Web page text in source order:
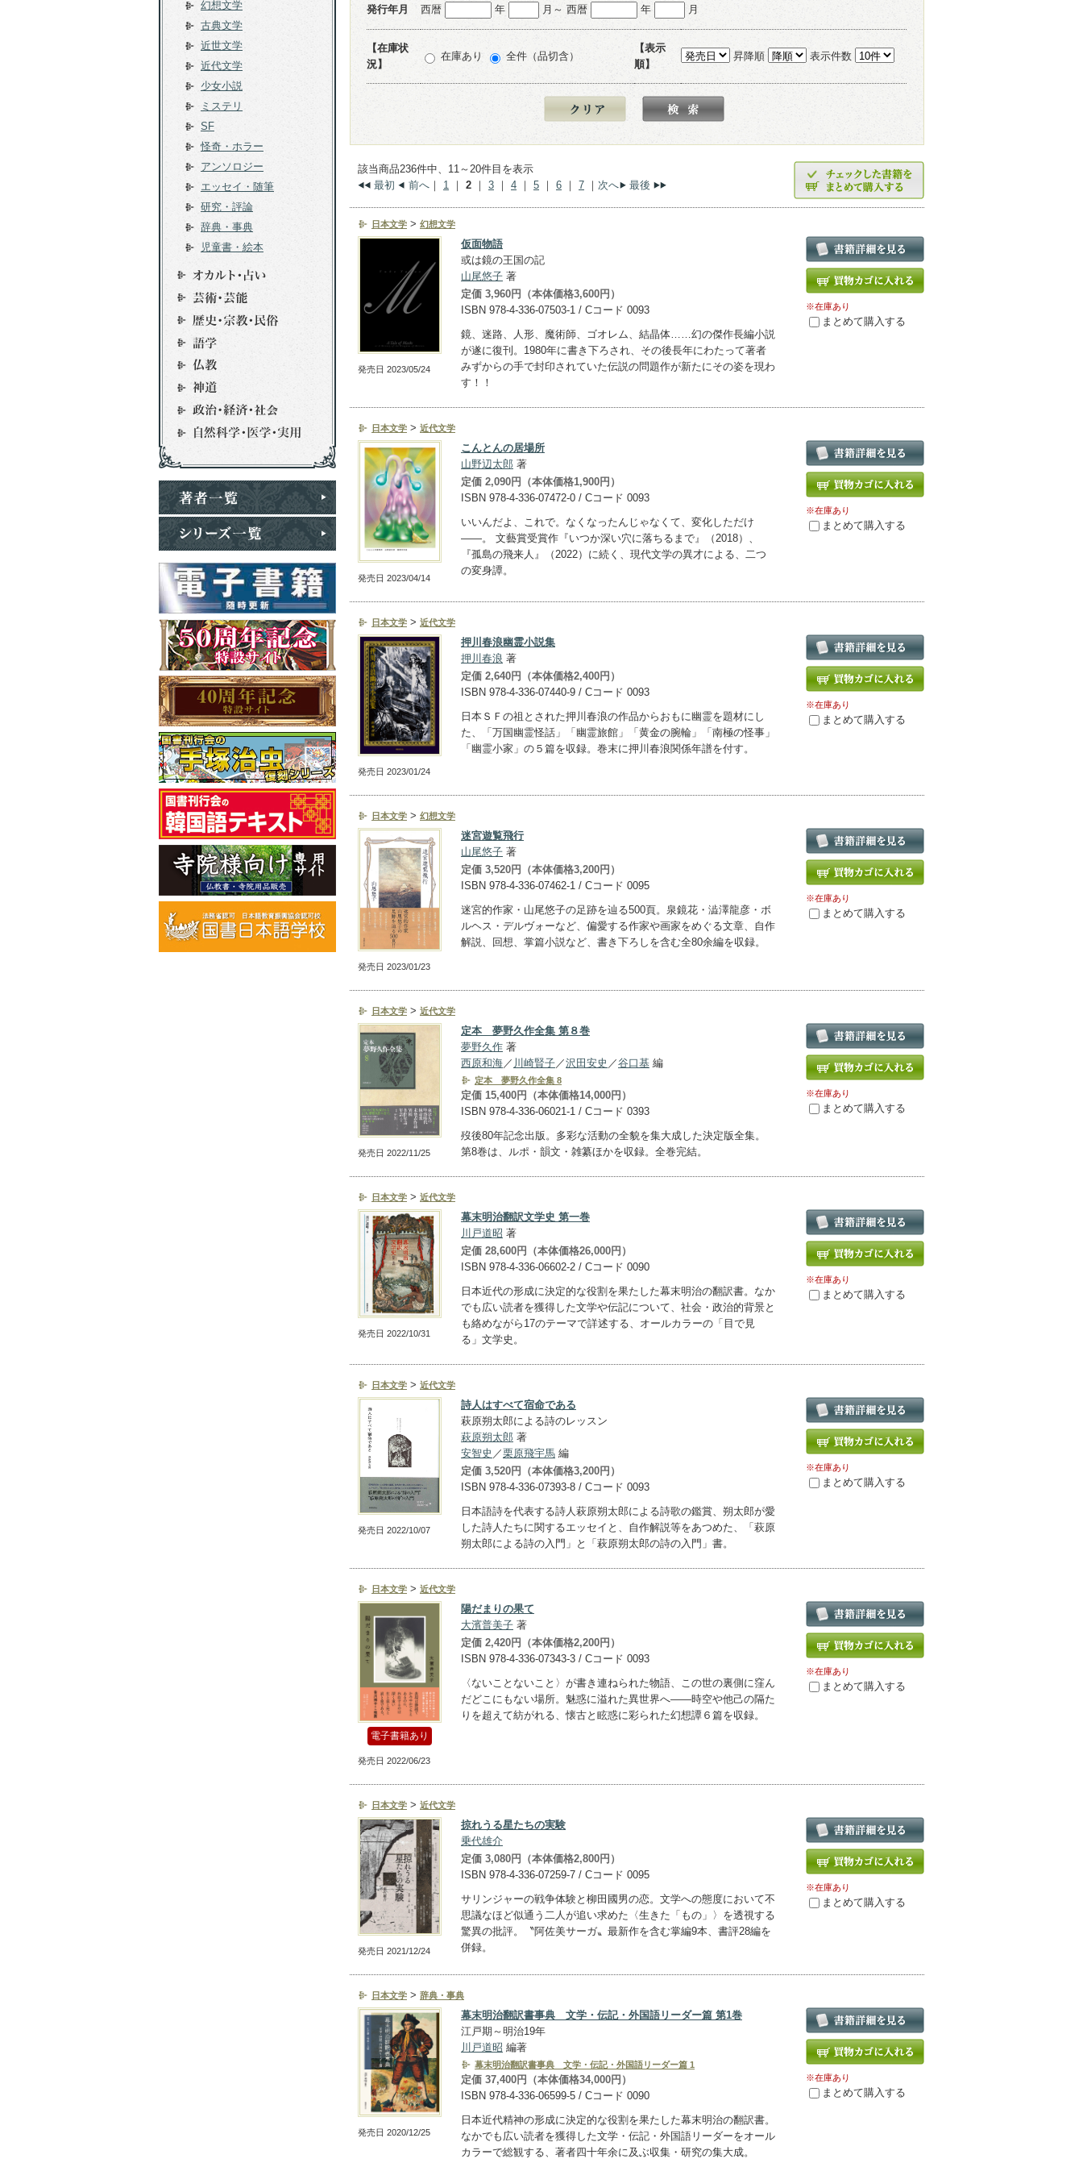
発行年月 西暦 年 月～ 西暦 年 月
【在庫状
況】
在庫あり 全件（品切含）
【表示
順】
昇降順 表示件数
該当商品236件中、11～20件目を表示
最初
前へ ｜ 1 ｜ 2 ｜ 3 ｜ 4 ｜ 5 ｜ 6 ｜ 7 ｜ 次へ 最後
日本文学 > 幻想文学
発売日 2023/05/24
仮面物語
或は鏡の王国の記
山尾悠子 著
定価 3,960円（本体価格3,600円）
ISBN 978-4-336-07503-1 / Cコード 0093
鏡、迷路、人形、魔術師、ゴオレム、結晶体……幻の傑作長編小説
が遂に復刊。1980年に書き下ろされ、その後長年にわたって著者
みずからの手で封印されていた伝説の問題作が新たにその姿を現わ
す！！
※在庫あり
まとめて購入する
日本文学 > 近代文学
発売日 2023/04/14
こんとんの居場所
山野辺太郎 著
定価 2,090円（本体価格1,900円）
ISBN 978-4-336-07472-0 / Cコード 0093
いいんだよ、これで。なくなったんじゃなくて、変化しただけ
――。 文藝賞受賞作『いつか深い穴に落ちるまで』（2018）、
『孤島の飛来人』（2022）に続く、現代文学の異才による、二つ
の変身譚。
※在庫あり
まとめて購入する
日本文学 > 近代文学
発売日 2023/01/24
押川春浪幽霊小説集
押川春浪 著
定価 2,640円（本体価格2,400円）
ISBN 978-4-336-07440-9 / Cコード 0093
日本ＳＦの祖とされた押川春浪の作品からおもに幽霊を題材にし
た、「万国幽霊怪話」「幽霊旅館」「黄金の腕輪」「南極の怪事」
「幽霊小家」の５篇を収録。巻末に押川春浪関係年譜を付す。
※在庫あり
まとめて購入する
日本文学 > 幻想文学
発売日 2023/01/23
迷宮遊覧飛行
山尾悠子 著
定価 3,520円（本体価格3,200円）
ISBN 978-4-336-07462-1 / Cコード 0095
迷宮的作家・山尾悠子の足跡を辿る500頁。泉鏡花・澁澤龍彦・ボ
ルヘス・デルヴォーなど、偏愛する作家や画家をめぐる文章、自作
解説、回想、掌篇小説など、書き下ろしを含む全80余編を収録。
※在庫あり
まとめて購入する
日本文学 > 近代文学
発売日 2022/11/25
定本 夢野久作全集 第８巻
夢野久作 著
西原和海 ／ 川崎賢子 ／沢田安史 ／谷口基 編
定本 夢野久作全集 8
定価 15,400円（本体価格14,000円）
ISBN 978-4-336-06021-1 / Cコード 0393
歿後80年記念出版。多彩な活動の全貌を集大成した決定版全集。
第8巻は、ルポ・韻文・雑纂ほかを収録。全巻完結。
※在庫あり
まとめて購入する
日本文学 > 近代文学
発売日 2022/10/31
幕末明治翻訳文学史 第一巻
川戸道昭 著
定価 28,600円（本体価格26,000円）
ISBN 978-4-336-06602-2 / Cコード 0090
日本近代の形成に決定的な役割を果たした幕末明治の翻訳書。なか
でも広い読者を獲得した文学や伝記について、社会・政治的背景と
も絡めながら17のテーマで詳述する、オールカラーの「目で見
る」文学史。
※在庫あり
まとめて購入する
日本文学 > 近代文学
発売日 2022/10/07
詩人はすべて宿命である
萩原朔太郎による詩のレッスン
萩原朔太郎 著
安智史 ／栗原飛宇馬 編
定価 3,520円（本体価格3,200円）
ISBN 978-4-336-07393-8 / Cコード 0093
日本語詩を代表する詩人萩原朔太郎による詩歌の鑑賞、朔太郎が愛
した詩人たちに関するエッセイと、自作解説等をあつめた、「萩原
朔太郎による詩の入門」と「萩原朔太郎の詩の入門」書。
※在庫あり
まとめて購入する
日本文学 > 近代文学
電子書籍あり
発売日 2022/06/23
陽だまりの果て
大濱普美子 著
定価 2,420円（本体価格2,200円）
ISBN 978-4-336-07343-3 / Cコード 0093
〈ないことないこと〉が書き連ねられた物語、この世の裏側に窪ん
だどこにもない場所。魅惑に溢れた異世界へ――時空や他己の隔た
りを超えて紡がれる、懐古と眩惑に彩られた幻想譚６篇を収録。
※在庫あり
まとめて購入する
日本文学 > 近代文学
発売日 2021/12/24
掠れうる星たちの実験
乗代雄介
定価 3,080円（本体価格2,800円）
ISBN 978-4-336-07259-7 / Cコード 0095
サリンジャーの戦争体験と柳田國男の恋。文学への態度において不
思議なほど似通う二人が追い求めた〈生きた「もの」〉を透視する
驚異の批評。〝阿佐美サーガ〟最新作を含む掌編9本、書評28編を
併録。
※在庫あり
まとめて購入する
日本文学 > 辞典・事典
発売日 2020/12/25
幕末明治翻訳書事典 文学・伝記・外国語リーダー篇 第1巻
江戸期～明治19年
川戸道昭 編著
幕末明治翻訳書事典 文学・伝記・外国語リーダー篇 1
定価 37,400円（本体価格34,000円）
ISBN 978-4-336-06599-5 / Cコード 0090
日本近代精神の形成に決定的な役割を果たした幕末明治の翻訳書。
なかでも広い読者を獲得した文学・伝記・外国語リーダーをオール
カラーで総観する、著者四十年余に及ぶ収集・研究の集大成。
※在庫あり
まとめて購入する
幻想文学
古典文学
近世文学
近代文学
少女小説
ミステリ
SF
怪奇・ホラー
アンソロジー
エッセイ・随筆
研究・評論
辞典・事典
児童書・絵本